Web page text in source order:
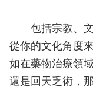
包括宗教、文
從你的文化角度
如在藥物治療領
還是回天乏術，